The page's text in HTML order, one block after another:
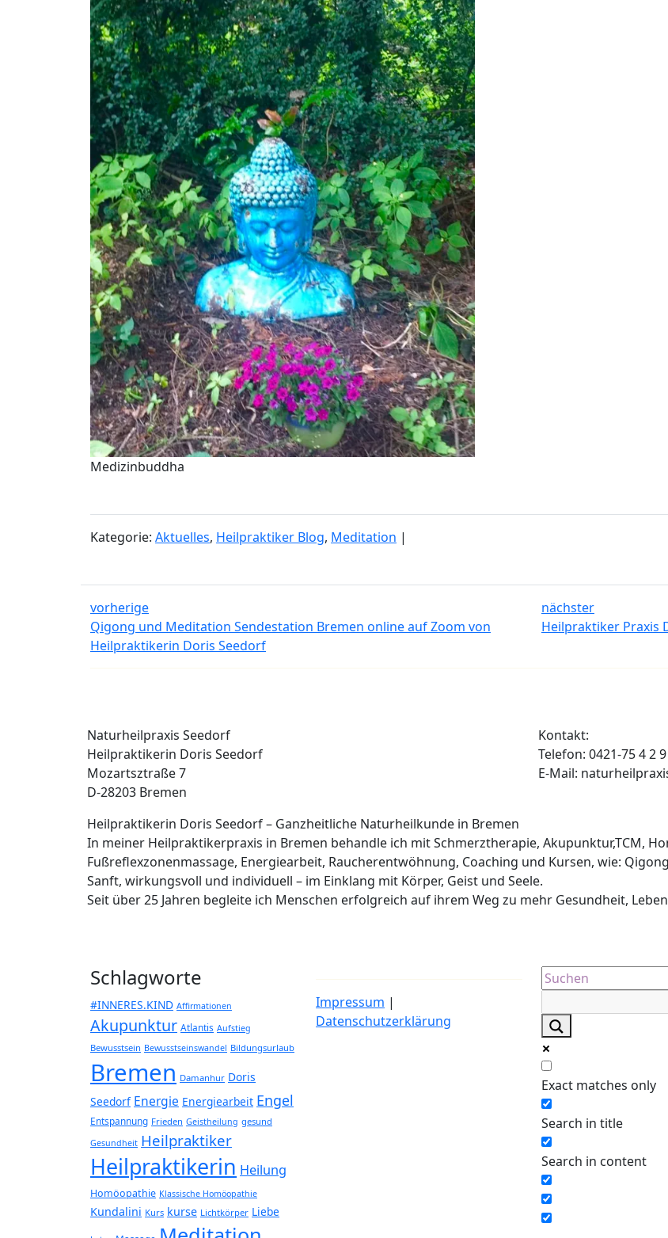
Medizinbuddha
Kategorie: Aktuelles, Heilpraktiker Blog, Meditation |
vorherige
Qigong und Meditation Sendestation Bremen online auf Zoom von
Heilpraktikerin Doris Seedorf
nächster
Heilpraktiker Praxis
Naturheilpraxis Seedorf
Heilpraktikerin Doris Seedorf
Mozartsztraße 7
D-28203 Bremen
Kontakt:
Telefon: 0421-75 4 2 9
E-Mail:
Heilpraktikerin Doris Seedorf – Ganzheitliche Naturheilkunde in Bremen
In meiner Heilpraktikerpraxis in Bremen behandle ich mit Schmerztherapie, Akupunktur,TCM,
Fußreflexzonenmassage, Energiearbeit, Raucherentwöhnung, Coaching und Kursen, wie:
Sanft, wirkungsvoll und individuell – im Einklang mit Körper, Geist und Seele.
Seit über 25 Jahren begleite ich Menschen erfolgreich auf ihrem Weg zu mehr Gesundheit,
Schlagworte
#INNERES.KIND Affirmationen
Akupunktur Atlantis Aufstieg
Bewusstsein Bewusstseinswandel Bildungsurlaub
Bremen Damanhur Doris
Seedorf Energie Energiearbeit Engel
Entspannung Frieden Geistheilung gesund
Gesundheit Heilpraktiker
Heilpraktikerin Heilung
Homöopathie Klassische Homöopathie
Kundalini Kurs kurse Lichtkörper Liebe
Impressum |
Datenschutzerklärung
Exact matches only
Search in title
Search in content